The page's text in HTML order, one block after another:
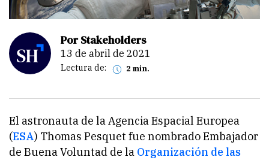
Por Stakeholders
13 de abril de 2021
Lectura de: 2 min.
El astronauta de la Agencia Espacial Europea
(ESA) Thomas Pesquet fue nombrado Embajador
de Buena Voluntad de la Organización de las